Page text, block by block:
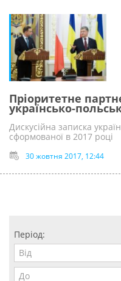
Пріоритетне
українсько-
Дискусійна записка
сформованої в 2017 році
30 жовтня 2017, 12:44
Період: